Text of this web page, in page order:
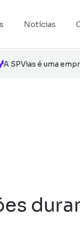
Notícias
A SPVias é uma